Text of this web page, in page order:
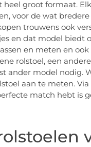
groot formaat.
voor de wat
trouwens ook
en dat model biedt
en meten en
rolstoel, een
ander model nodig.
aan te meten.
match hebt is